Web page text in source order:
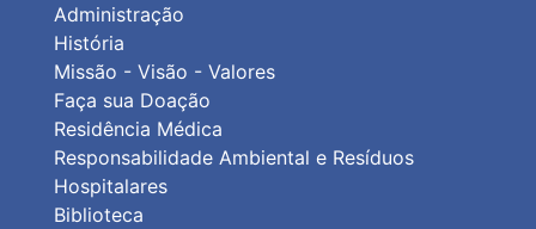
Administração
História
Missão - Visão - Valores
Faça sua Doação
Residência Médica
Responsabilidade Ambiental e Resíduos
Hospitalares
Biblioteca